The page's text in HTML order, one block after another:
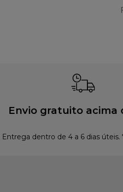
Envio gratuito acima
Entrega dentro de 4 a 6 dias úteis.